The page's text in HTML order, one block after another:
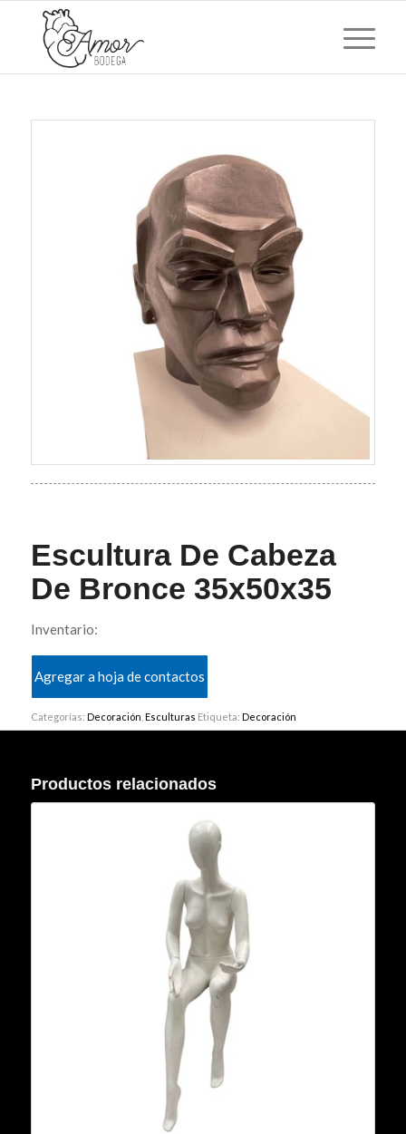
Escultura De Cabeza
De Bronce 35x50x35
Inventario:
Agregar a hoja de contactos
Categorías: Decoración Esculturas Etiqueta: Decoración
Productos relacionados